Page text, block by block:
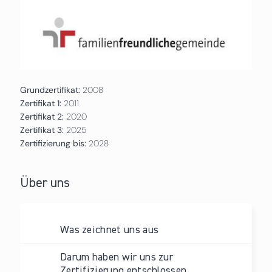
Grundzertifikat: 2008
Zertifikat 1: 2011
Zertifikat 2: 2020
Zertifikat 3: 2025
Zertifizierung bis: 2028
Über uns
Was zeichnet uns aus
Darum haben wir uns zur